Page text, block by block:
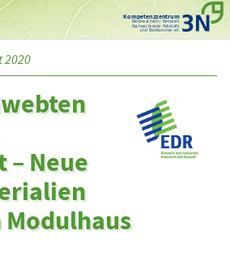
Kompetenzzentrum
Niedersachsen • Netzwerk
Nachwachsende Rohstoffe
und Bioökonomie e.V.
2020
– Neue